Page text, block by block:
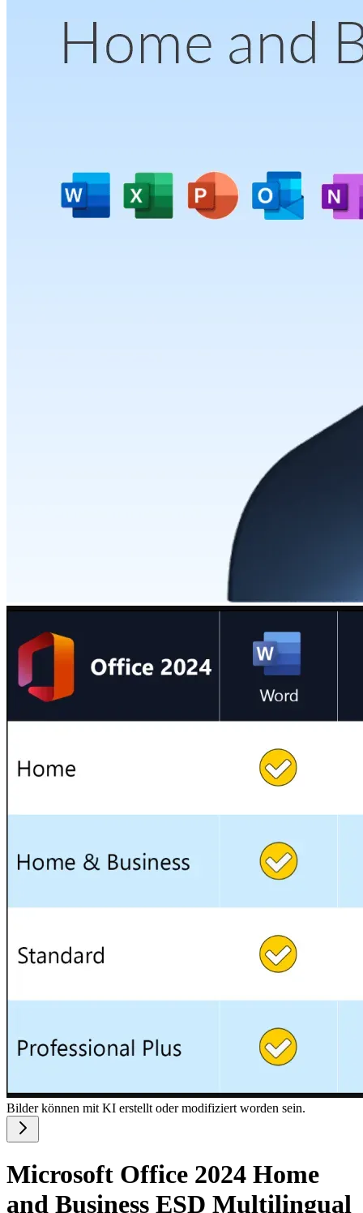
Bilder können mit KI erstellt oder modifiziert worden sein.
Microsoft Office 2024 Home
and Business ESD Multilingual